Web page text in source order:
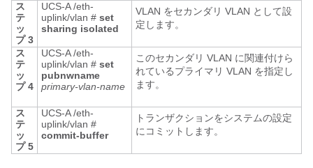
ス
テ
ッ
プ 3
UCS-A /eth-
uplink/vlan # set
sharing isolated
VLAN をセカンダリ VLAN として設
定します。
ス
テ
ッ
プ 4
UCS-A /eth-
uplink/vlan # set
pubnwname
primary-vlan-name
このセカンダリ VLAN に関連付けら
れているプライマリ VLAN を指定し
ます。
ス
テ
ッ
プ 5
UCS-A /eth-
uplink/vlan #
commit-buffer
トランザクションをシステムの設定
にコミットします。